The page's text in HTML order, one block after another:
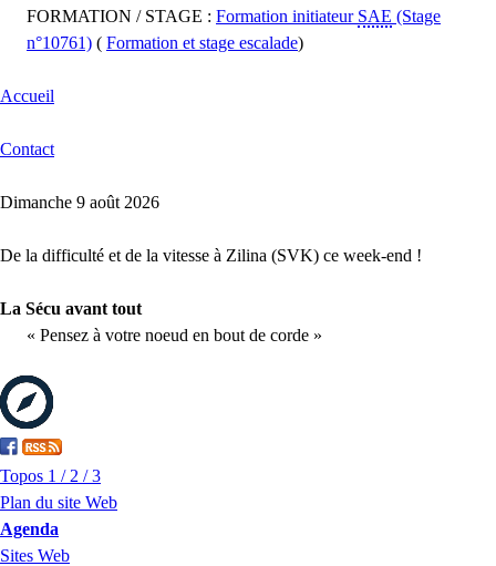
FORMATION / STAGE : Formation initiateur SAE (Stage
n°10761) ( Formation et stage escalade)
Accueil
Contact
Dimanche 9 août 2026
De la difficulté et de la vitesse à Zilina (SVK) ce week-end !
La Sécu avant tout
« Pensez à votre noeud en bout de corde »
Topos 1 / 2 / 3
Plan du site Web
Agenda
Sites Web